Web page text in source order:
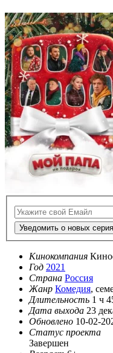
Уведомить о новых
Кинокомпания
Год 2021
Страна Россия
Жанр Комедия,
Длительность 1 ч
Дата выхода 23
Обновлено 10-02-
Статус проекта
Завершен